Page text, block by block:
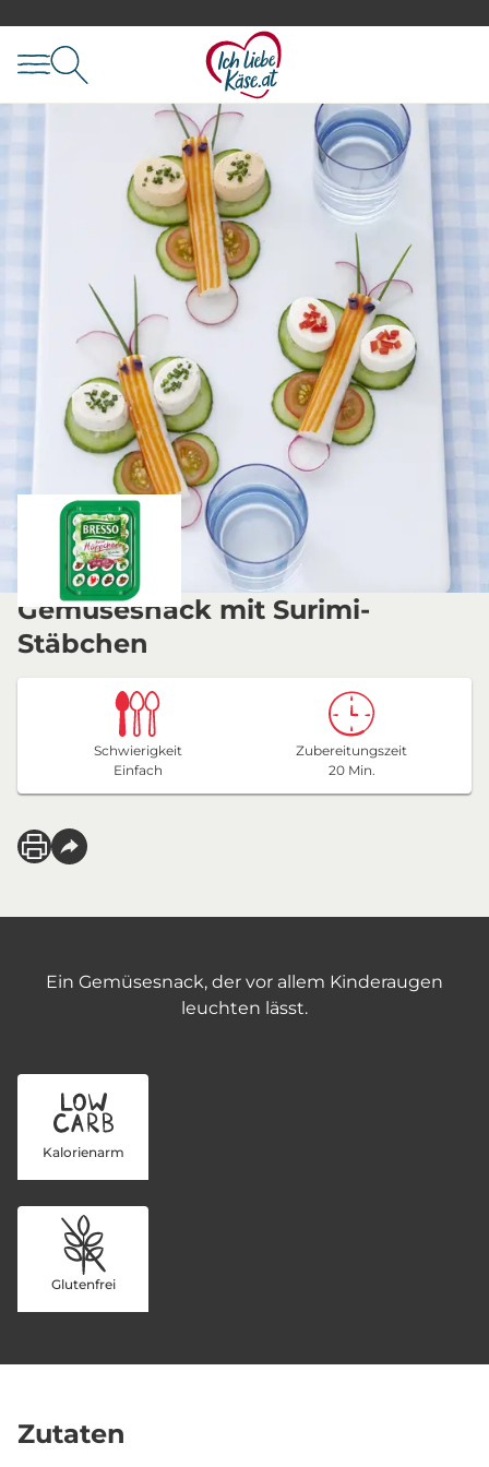
Gemüsesnack mit Surimi-
Stäbchen
Schwierigkeit
Einfach
Zubereitungszeit
20 Min.
Ein Gemüsesnack, der vor allem Kinderaugen
leuchten lässt.
Kalorienarm
Glutenfrei
Zutaten